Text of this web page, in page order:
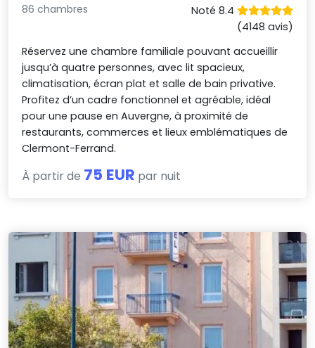
86 chambres
Noté 8.4
(4148 avis)
Réservez une chambre familiale pouvant accueillir
jusqu’à quatre personnes, avec lit spacieux,
climatisation, écran plat et salle de bain privative.
Profitez d’un cadre fonctionnel et agréable, idéal
pour une pause en Auvergne, à proximité de
restaurants, commerces et lieux emblématiques de
Clermont-Ferrand.
À partir de 75 EUR par nuit